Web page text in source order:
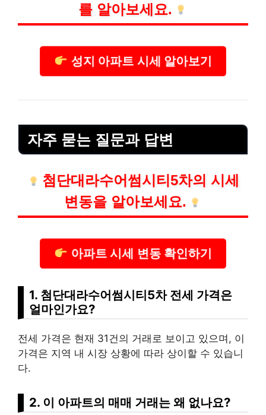
를 알아보세요.
성지 아파트 시세 알아보기
자주 묻는 질문과 답변
첨단대라수어썸시티5차의 시세
변동을 알아보세요.
아파트 시세 변동 확인하기
1. 첨단대라수어썸시티5차 전세 가격은
얼마인가요?
전세 가격은 현재 31건의 거래로 보이고 있으며, 이
가격은 지역 내 시장 상황에 따라 상이할 수 있습니
다.
2. 이 아파트의 매매 거래는 왜 없나요?